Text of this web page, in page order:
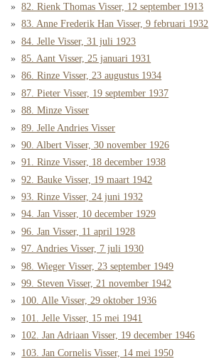
82. Rienk Thomas Visser, 12 september 1913
83. Anne Frederik Han Visser, 9 februari 1932
84. Jelle Visser, 31 juli 1923
85. Aant Visser, 25 januari 1931
86. Rinze Visser, 23 augustus 1934
87. Pieter Visser, 19 september 1937
88. Minze Visser
89. Jelle Andries Visser
90. Albert Visser, 30 november 1926
91. Rinze Visser, 18 december 1938
92. Bauke Visser, 19 maart 1942
93. Rinze Visser, 24 juni 1932
94. Jan Visser, 10 december 1929
96. Jan Visser, 11 april 1928
97. Andries Visser, 7 juli 1930
98. Wieger Visser, 23 september 1949
99. Steven Visser, 21 november 1942
100. Alle Visser, 29 oktober 1936
101. Jelle Visser, 15 mei 1941
102. Jan Adriaan Visser, 19 december 1946
103. Jan Cornelis Visser, 14 mei 1950